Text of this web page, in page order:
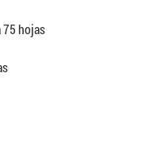
75 hojas